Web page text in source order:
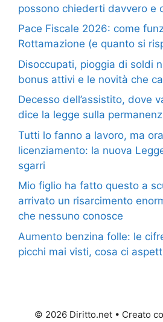
possono chiederti davvero e
Pace Fiscale 2026: come
Rottamazione (e quanto si
Disoccupati, pioggia di soldi
bonus attivi e le novità che
Decesso dell’assistito, dove
dice la legge sulla
Tutti lo fanno a lavoro, ma
licenziamento: la nuova
sgarri
Mio figlio ha fatto questo a
arrivato un risarcimento
che nessuno conosce
Aumento benzina folle: le
picchi mai visti, cosa ci
© 2026 Diritto.net • Creato